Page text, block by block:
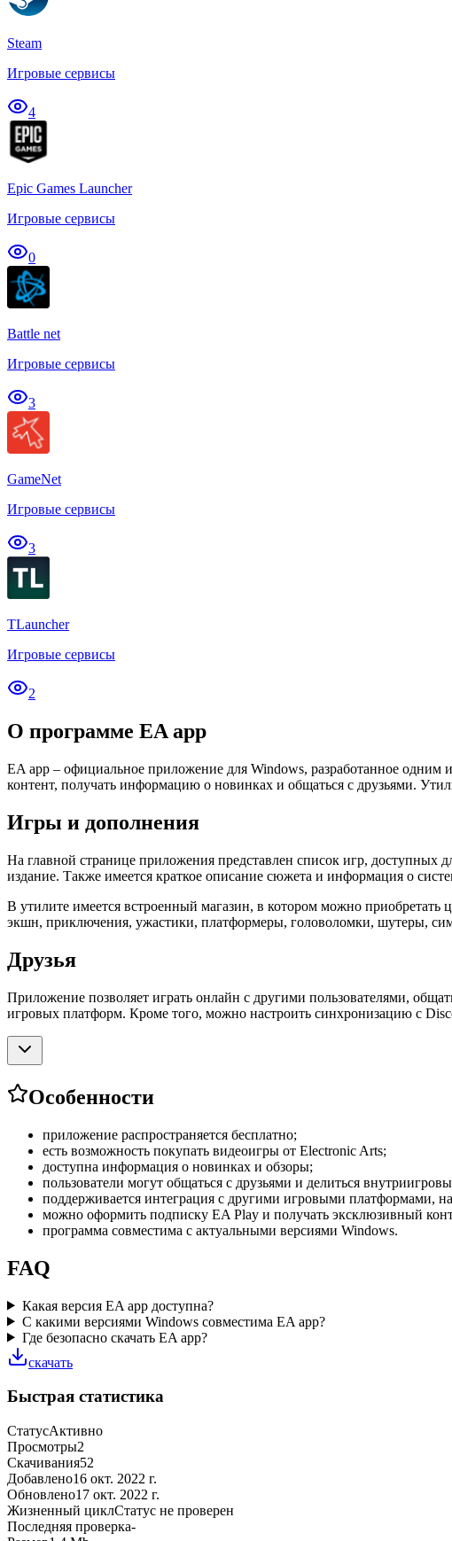
Steam
Игровые сервисы
4
Epic Games Launcher
Игровые сервисы
0
Battle net
Игровые сервисы
3
GameNet
Игровые сервисы
3
TLauncher
Игровые сервисы
2
О программе EA app
EA app – официальное приложение для Windows, разработанное
контент, получать информацию о новинках и общаться с друзьями.
Игры и дополнения
На главной странице приложения представлен список игр, доступных
издание. Также имеется краткое описание сюжета и информация о
В утилите имеется встроенный магазин, в котором можно
экшн, приключения, ужастики, платформеры, головоломки, шутеры,
Друзья
Приложение позволяет играть онлайн с другими пользователями,
игровых платформ. Кроме того, можно настроить синхронизацию с
Особенности
приложение распространяется бесплатно;
есть возможность покупать видеоигры от Electronic Arts;
доступна информация о новинках и обзоры;
пользователи могут общаться с друзьями и делиться
поддерживается интеграция с другими игровыми платформами,
можно оформить подписку EA Play и получать эксклюзивный
программа совместима с актуальными версиями Windows.
FAQ
Какая версия EA app доступна?
С какими версиями Windows совместима EA app?
Где безопасно скачать EA app?
скачать
Быстрая статистика
СтатусАктивно
Просмотры2
Скачивания52
Добавлено16 окт. 2022 г.
Обновлено17 окт. 2022 г.
Жизненный циклСтатус не проверен
Последняя проверка-